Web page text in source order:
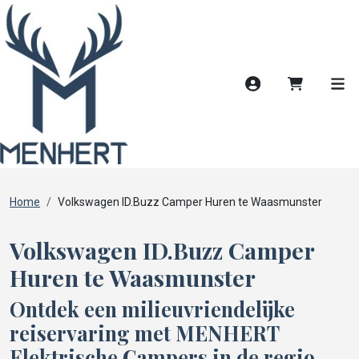
Account
Home Volkswagen ID.Buzz Camper Huren te Waasmunster
Volkswagen ID.Buzz Camper
Huren te Waasmunster
Ontdek een milieuvriendelijke
reiservaring met MENHERT